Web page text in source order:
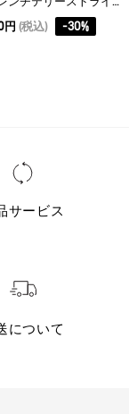
62
円 (税込) -30%
サービス
について